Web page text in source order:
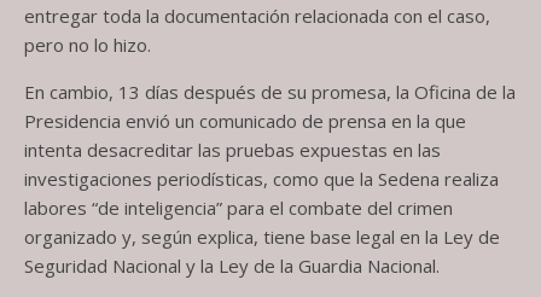
entregar toda la documentación relacionada con el caso,
pero no lo hizo.
En cambio, 13 días después de su promesa, la Oficina de la
Presidencia envió un comunicado de prensa en la que
intenta desacreditar las pruebas expuestas en las
investigaciones periodísticas, como que la Sedena realiza
labores “de inteligencia” para el combate del crimen
organizado y, según explica, tiene base legal en la Ley de
Seguridad Nacional y la Ley de la Guardia Nacional.